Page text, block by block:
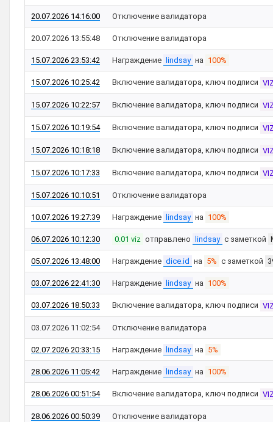
20.07.2026 14:16:00 Отключение валидатора
20.07.2026 13:55:48 Отключение валидатора
15.07.2026 23:53:42 Награждение lindsay на 100%
15.07.2026 10:25:42 Включение валидатора, ключ подписи
15.07.2026 10:22:57 Включение валидатора, ключ подписи
15.07.2026 10:19:54 Включение валидатора, ключ подписи
15.07.2026 10:18:18 Включение валидатора, ключ подписи
15.07.2026 10:17:33 Включение валидатора, ключ подписи
15.07.2026 10:10:51 Отключение валидатора
10.07.2026 19:27:39 Награждение lindsay на 100%
06.07.2026 10:12:30 0.01 viz отправлено lindsay с заметкой
05.07.2026 13:48:00 Награждение dice.id на 5% с заметкой
03.07.2026 22:41:30 Награждение lindsay на 100%
03.07.2026 18:50:33 Включение валидатора, ключ подписи
03.07.2026 11:02:54 Отключение валидатора
02.07.2026 20:33:15 Награждение lindsay на 5%
28.06.2026 11:05:42 Награждение lindsay на 100%
28.06.2026 00:51:54 Включение валидатора, ключ подписи
28.06.2026 00:50:39 Отключение валидатора